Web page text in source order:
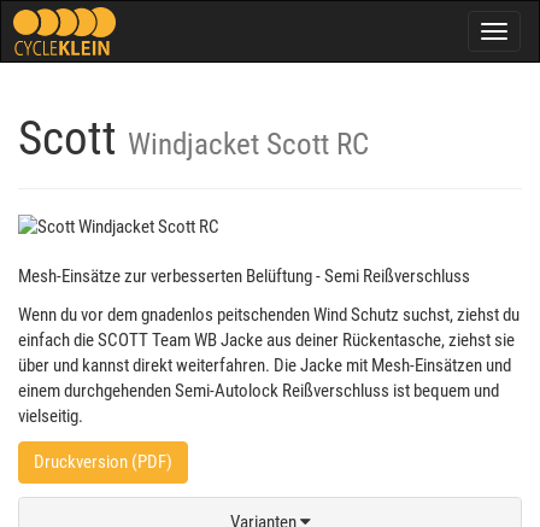
Scott Windjacket Scott RC
Mesh-Einsätze zur verbesserten Belüftung - Semi Reißverschluss
Wenn du vor dem gnadenlos peitschenden Wind Schutz suchst, ziehst du
einfach die SCOTT Team WB Jacke aus deiner Rückentasche, ziehst sie
über und kannst direkt weiterfahren. Die Jacke mit Mesh-Einsätzen und
einem durchgehenden Semi-Autolock Reißverschluss ist bequem und
vielseitig.
Druckversion (PDF)
Varianten